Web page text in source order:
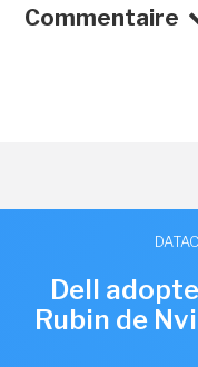
Commentaire
Dell
Rubin de